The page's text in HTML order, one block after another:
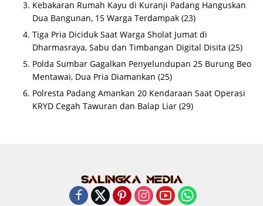
Kebakaran Rumah Kayu di Kuranji Padang Hanguskan
Dua Bangunan, 15 Warga Terdampak (23)
Tiga Pria Diciduk Saat Warga Sholat Jumat di
Dharmasraya, Sabu dan Timbangan Digital Disita (25)
Polda Sumbar Gagalkan Penyelundupan 25 Burung Beo
Mentawai, Dua Pria Diamankan (25)
Polresta Padang Amankan 20 Kendaraan Saat Operasi
KRYD Cegah Tawuran dan Balap Liar (29)